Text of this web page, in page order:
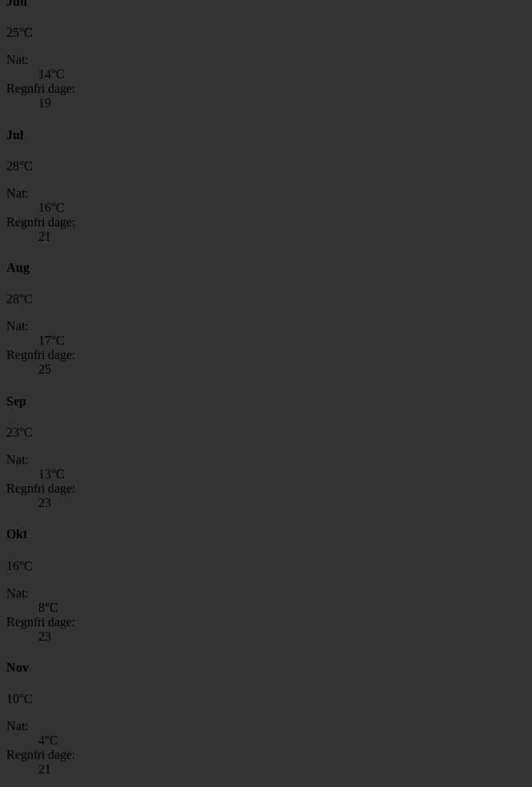
25°C
Nat:
14°C
Regnfri dage:
19
Jul
28°C
Nat:
16°C
Regnfri dage:
21
Aug
28°C
Nat:
17°C
Regnfri dage:
25
Sep
23°C
Nat:
13°C
Regnfri dage:
23
Okt
16°C
Nat:
8°C
Regnfri dage:
23
Nov
10°C
Nat:
4°C
Regnfri dage:
21